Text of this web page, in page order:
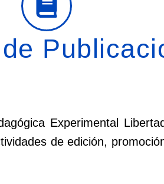
Experimental
de edición,